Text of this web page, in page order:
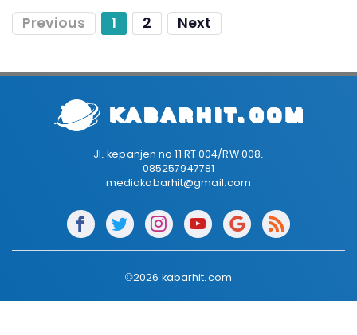
Previous 1 2 Next
Jl. kepanjen no 11 RT 004/RW 008.
085257947781
mediakabarhit@gmail.com
©2026 kabarhit.com